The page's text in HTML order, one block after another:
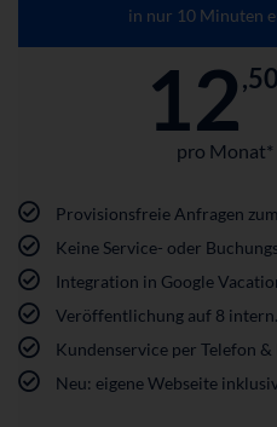
in nur 10 Minuten
12
pro Monat*
Provisionsfreie Anfragen
Keine Service- oder
Integration in Google
Veröffentlichung auf 8
Kundenservice per Telefon &
Neu: eigene Webseite